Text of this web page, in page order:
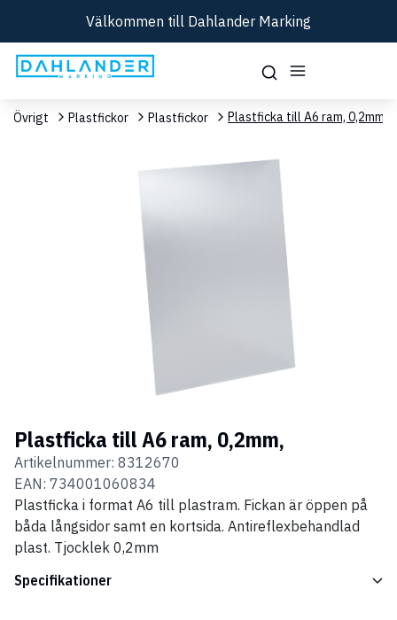
Välkommen till Dahlander Marking
Övrigt Plastfickor Plastfickor Plastficka till A6 ram, 0,2mm,
Plastficka till A6 ram, 0,2mm,
Artikelnummer: 8312670
EAN: 734001060834
Plastficka i format A6 till plastram. Fickan är öppen på
båda långsidor samt en kortsida. Antireflexbehandlad
plast. Tjocklek 0,2mm
Specifikationer